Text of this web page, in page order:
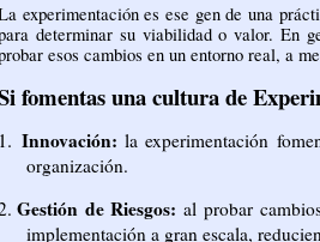
experimentación es ese gen de una
determinar su viabilidad o valor. En
esos cambios en un entorno real, a
fomentas una cultura de
1. Innovación: la experimentación
organización.
Gestión de Riesgos: al probar
implementación a gran escala,